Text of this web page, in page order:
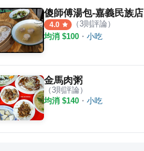
傻師傅湯包-嘉義民族店
4.0 （3則評論）
均消 $100 ・ 小吃
金馬肉粥
（3則評論）
均消 $140 ・ 小吃